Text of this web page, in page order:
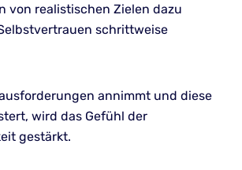
von realistischen Zielen dazu
schrittweise
annimmt und diese
wird das Gefühl der
gestärkt.